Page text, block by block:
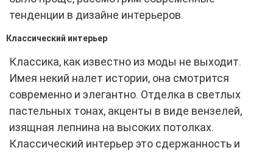
тенденции в дизайне интерьеров.
Классический интерьер
Классика, как известно из моды не выходит.
Имея некий налет истории, она смотрится
современно и элегантно. Отделка в светлых
пастельных тонах, акценты в виде вензелей,
изящная лепнина на высоких потолках.
Классический интерьер это сдержанность и